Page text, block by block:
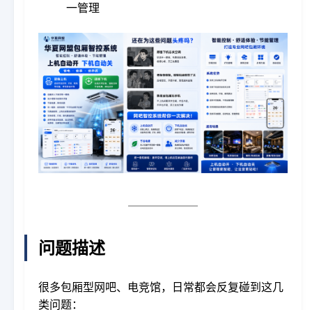
一管理
问题描述
很多包厢型网吧、电竞馆，日常都会反复碰到这几
类问题：